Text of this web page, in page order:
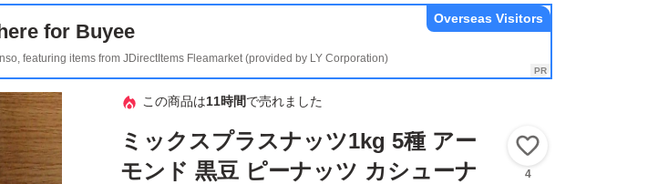
for Buyee
featuring items from JDirectItems Fleamarket (provided by LY Corporation)
Overseas Visitors
この商品は11時間で売れました
ミックスプラスナッツ1kg 5種 アー
モンド 黒豆 ピーナッツ カシューナ
4